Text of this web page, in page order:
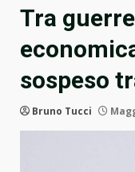
Tra
sospeso
Bruno Tucci